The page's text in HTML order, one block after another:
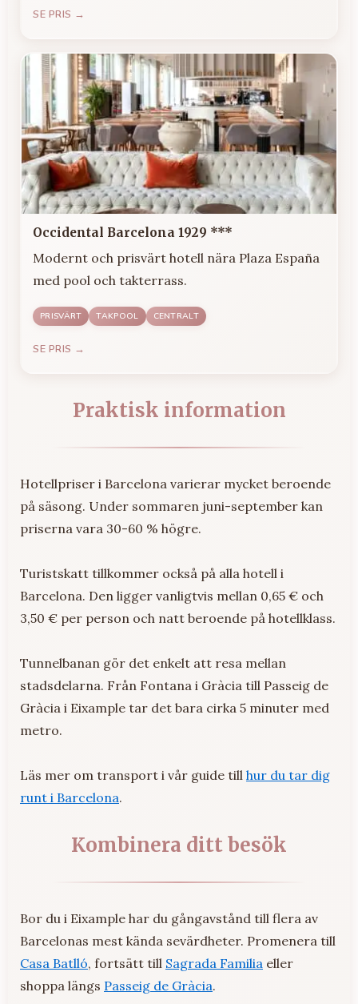
SE PRIS →
Occidental Barcelona 1929 ***
Modernt och prisvärt hotell nära Plaza España
med pool och takterrass.
PRISVÄRT TAKPOOL CENTRALT
SE PRIS →
Praktisk information
Hotellpriser i Barcelona varierar mycket beroende
på säsong. Under sommaren juni-september kan
priserna vara 30-60 % högre.
Turistskatt tillkommer också på alla hotell i
Barcelona. Den ligger vanligtvis mellan 0,65 € och
3,50 € per person och natt beroende på hotellklass.
Tunnelbanan gör det enkelt att resa mellan
stadsdelarna. Från Fontana i Gràcia till Passeig de
Gràcia i Eixample tar det bara cirka 5 minuter med
metro.
Läs mer om transport i vår guide till hur du tar dig
runt i Barcelona.
Kombinera ditt besök
Bor du i Eixample har du gångavstånd till flera av
Barcelonas mest kända sevärdheter. Promenera till
Casa Batlló, fortsätt till Sagrada Familia eller
shoppa längs Passeig de Gràcia.